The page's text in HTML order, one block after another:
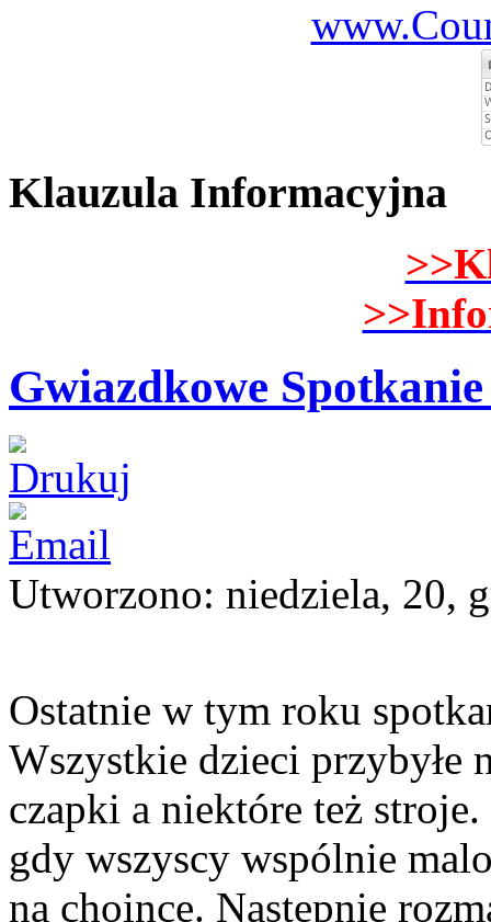
Klauzula Informacyjna
Gwiazdkowe
Utworzono: niedziela, 20,
Ostatnie w tym roku
Wszystkie dzieci przybyłe
czapki a niektóre też
gdy wszyscy wspólnie
na choince. Następnie